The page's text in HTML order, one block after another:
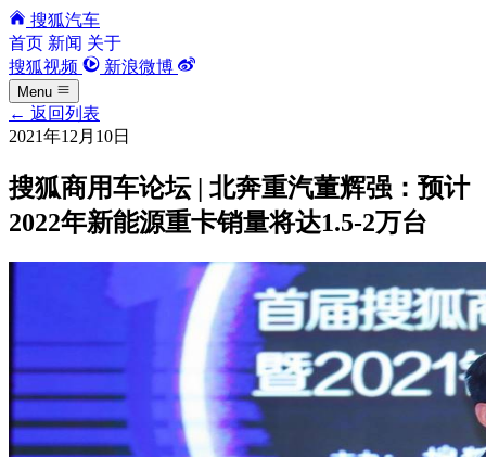
搜狐汽车
首页 新闻 关于
搜狐视频
新浪微博
Menu
← 返回列表
2021年12月10日
搜狐商用车论坛 | 北奔重汽董辉强：预计
2022年新能源重卡销量将达1.5-2万台